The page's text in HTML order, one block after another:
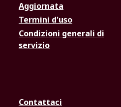
Aggiornata
Termini d'uso
Condizioni generali di
servizio
Contattaci